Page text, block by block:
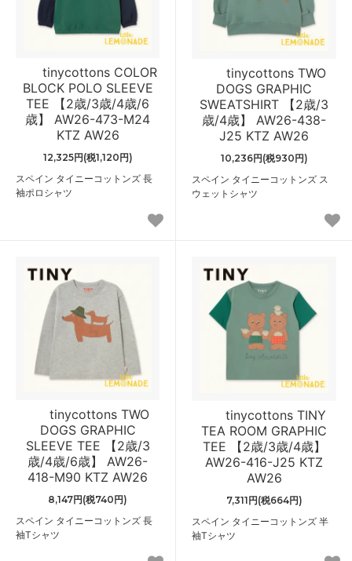
tinycottons COLOR
BLOCK POLO SLEEVE
TEE 【2歳/3歳/4歳/6
歳】 AW26-473-M24
KTZ AW26
12,325円(税1,120円)
スペイン タイニーコットンズ 長
袖ポロシャツ
tinycottons TWO
DOGS GRAPHIC
SWEATSHIRT 【2歳/3
歳/4歳】 AW26-438-
J25 KTZ AW26
10,236円(税930円)
スペイン タイニーコットンズ ス
ウェットシャツ
tinycottons TWO
DOGS GRAPHIC
SLEEVE TEE 【2歳/3
歳/4歳/6歳】 AW26-
418-M90 KTZ AW26
8,147円(税740円)
スペイン タイニーコットンズ 長
袖Tシャツ
tinycottons TINY
TEA ROOM GRAPHIC
TEE 【2歳/3歳/4歳】
AW26-416-J25 KTZ
AW26
7,311円(税664円)
スペイン タイニーコットンズ 半
袖Tシャツ